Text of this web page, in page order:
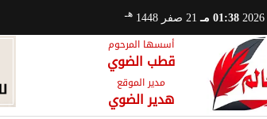
01:38 مـ 21 صفر 1448 هـ
أسسها المرحوم
قطب الضوي
مدير الموقع
هدير الضوي